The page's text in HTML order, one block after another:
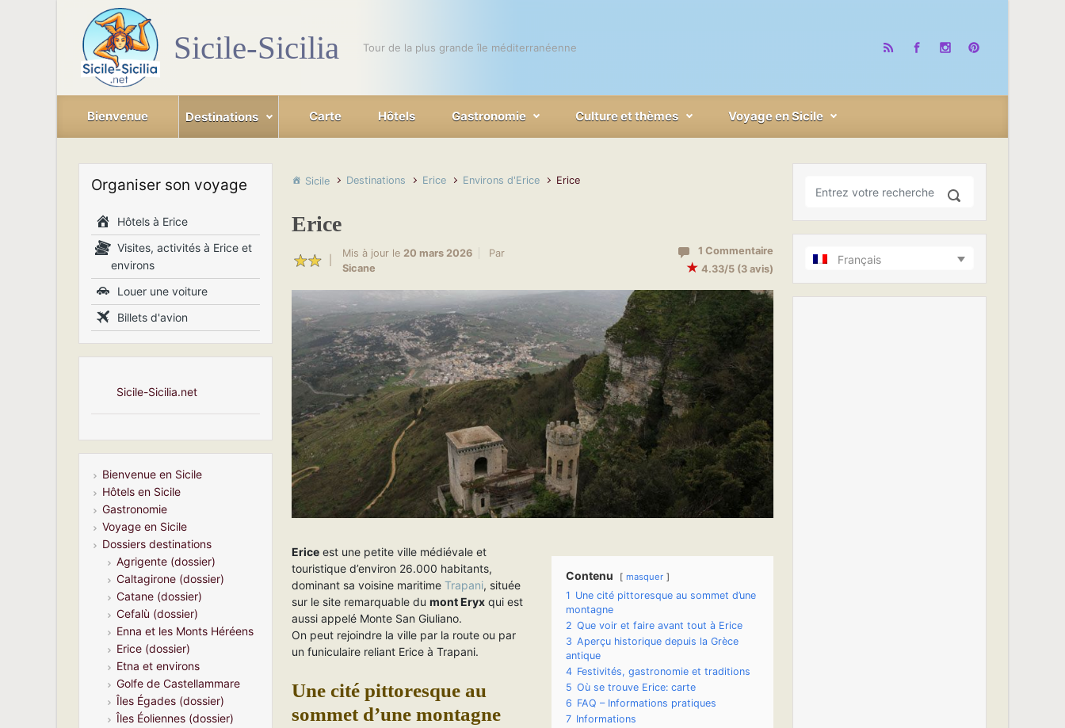
Skip to main content
Sicile-Sicilia Tour de la plus grande île méditerranéenne
Bienvenue Destinations Carte Hôtels Gastronomie Culture et thèmes Voyage en Sicile
Sicile Destinations Erice Environs d'Erice Erice
Erice
Mis à jour le 20 mars 2026
Par
Sicane
1 Commentaire
★ 4.33/5 (3 avis)
Contenu masquer
1 Une cité pittoresque au sommet d’une
montagne
2 Que voir et faire avant tout à Erice
3 Aperçu historique depuis la Grèce
antique
4 Festivités, gastronomie et traditions
5 Où se trouve Erice: carte
6 FAQ – Informations pratiques
7 Informations
Erice est une petite ville médiévale et
touristique d’environ 26.000 habitants,
dominant sa voisine maritimeTrapani, située
sur le site remarquable dumont Eryx qui est
aussi appelé Monte San Giuliano.
On peut rejoindre la ville par la route ou par
un funiculaire reliant Erice à Trapani.
Une cité pittoresque au
sommet d’une montagne
Organiser son voyage
Hôtels à Erice
Visites, activités à Erice et
environs
Louer une voiture
Billets d'avion
Sicile-Sicilia.net
Bienvenue en Sicile
Hôtels en Sicile
Gastronomie
Voyage en Sicile
Dossiers destinations
Agrigente (dossier)
Caltagirone (dossier)
Catane (dossier)
Cefalù (dossier)
Enna et les Monts Héréens
Erice (dossier)
Etna et environs
Golfe de Castellammare
Îles Égades (dossier)
Îles Éoliennes (dossier)
Français